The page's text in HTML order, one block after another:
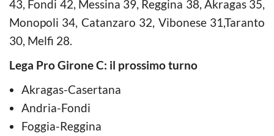
43, Fondi 42, Messina 39, Reggina 38, Akragas 35,
Monopoli 34, Catanzaro 32, Vibonese 31,Taranto
30, Melfi 28.
Lega Pro Girone C: il prossimo turno
Akragas-Casertana
Andria-Fondi
Foggia-Reggina